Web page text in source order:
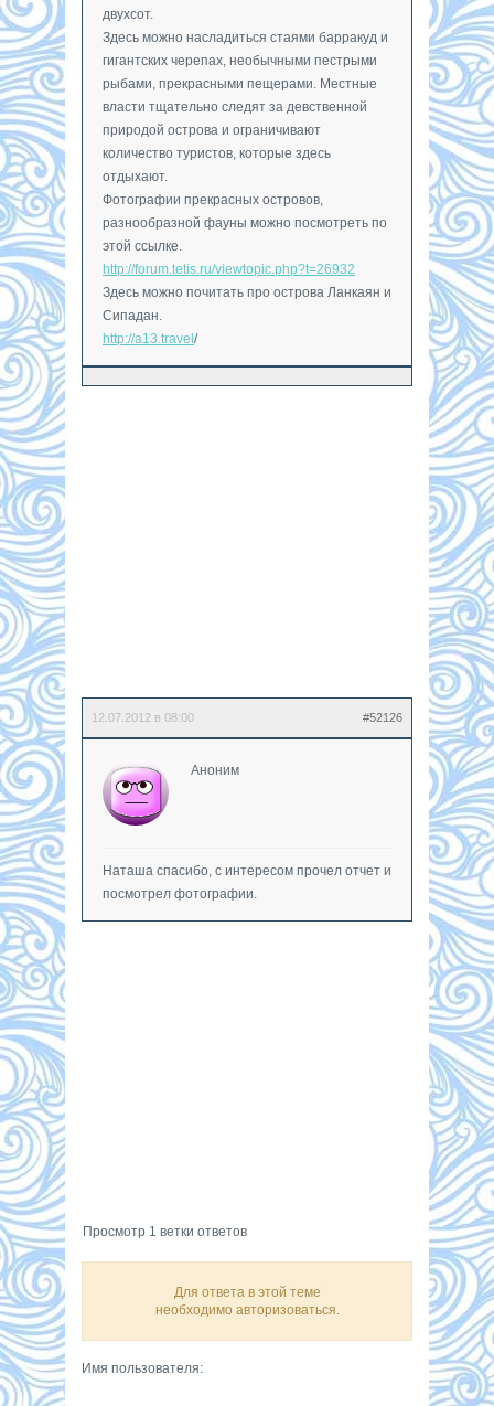
двухсот.
Здесь можно насладиться стаями барракуд и
гигантских черепах, необычными пестрыми
рыбами, прекрасными пещерами. Местные
власти тщательно следят за девственной
природой острова и ограничивают
количество туристов, которые здесь
отдыхают.
Фотографии прекрасных островов,
разнообразной фауны можно посмотреть по
этой ссылке.
http://forum.tetis.ru/viewtopic.php?t=26932
Здесь можно почитать про острова Ланкаян и
Сипадан.
http://a13.travel/
12.07.2012 в 08:00 #52126
Аноним
Наташа спасибо, с интересом прочел отчет и
посмотрел фотографии.
Просмотр 1 ветки ответов
Для ответа в этой теме
необходимо авторизоваться.
Имя пользователя: